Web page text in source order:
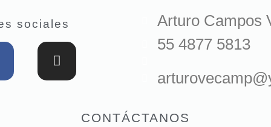
sociales
Arturo Campos
55 4877 5813
CONTÁCTANOS